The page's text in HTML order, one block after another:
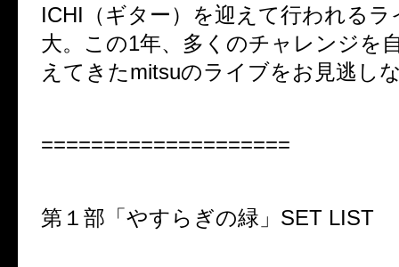
ICHI （ギター）を迎えて行われる
大。この1年、多くのチャレンジを
えてきたmitsuのライブをお見逃し
====================
第１部「やすらぎの緑」 SET LIST